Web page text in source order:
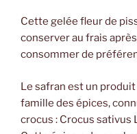
Cette gelée fleur de
conserver au frais
consommer de
Le safran est un
famille des épices,
crocus : Crocus sativus